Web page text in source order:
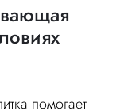
помогает